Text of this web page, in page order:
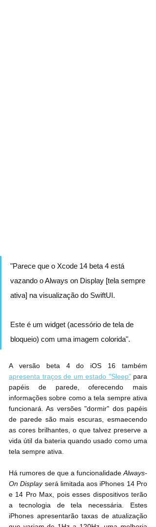
"Parece que o Xcode 14 beta 4 está
vazando o Always on Display [tela sempre
ativa] na visualização do SwiftUI.
Este é um widget (acessório de tela de
bloqueio) com uma imagem colorida".
apresenta traços de um estado "Sleep" para
papéis de parede, oferecendo mais
informações sobre como a tela sempre ativa
funcionará. As versões "dormir" dos papéis
de parede são mais escuras, esmaecendo
as cores brilhantes, o que talvez preserve a
vida útil da bateria quando usado como uma
tela sempre ativa.
Há rumores de que a funcionalidade Always-
On Display será limitada aos ‌iPhones 14 Pro‌
e 14 Pro‌ Max, pois esses dispositivos terão
a tecnologia de tela necessária. Estes
‌iPhones apresentarão taxas de atualização